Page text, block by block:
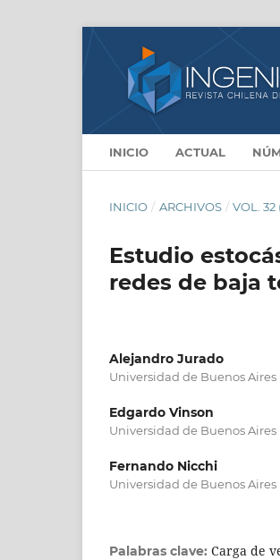
INICIO ACTUAL
INICIO / ARCHIVOS / VOL. 32
Estudio
redes de baja
Alejandro Jurado
Universidad de Buenos Aires
Edgardo Vinson
Universidad de Buenos Aires
Fernando Nicchi
Universidad de Buenos Aires
Palabras clave: Carga de